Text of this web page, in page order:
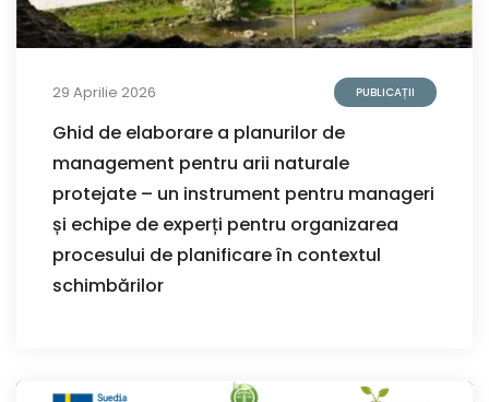
29 Aprilie 2026 PUBLICAȚII
Ghid de elaborare a planurilor de
management pentru arii naturale
protejate – un instrument pentru manageri
și echipe de experți pentru organizarea
procesului de planificare în contextul
schimbărilor